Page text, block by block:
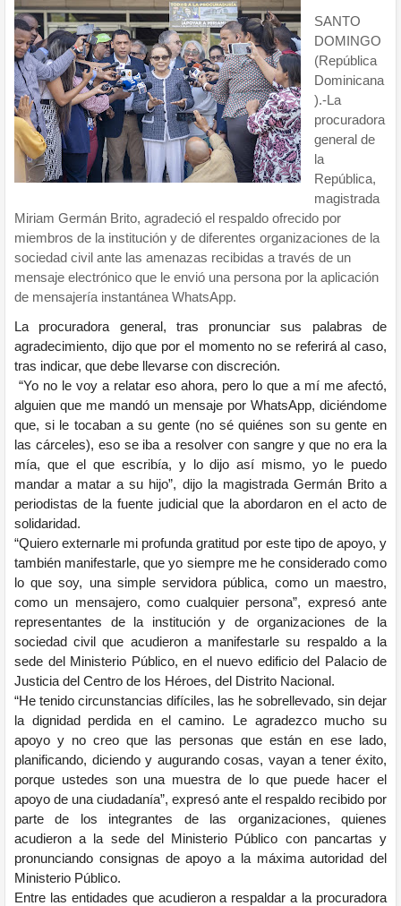
SANTO
DOMINGO
(República
Dominicana
).-La
procuradora
general de
la
República,
magistrada
Miriam Germán Brito, agradeció el respaldo ofrecido por
miembros de la institución y de diferentes organizaciones de la
sociedad civil ante las amenazas recibidas a través de un
mensaje electrónico que le envió una persona por la aplicación
de mensajería instantánea WhatsApp.
La procuradora general, tras pronunciar sus palabras de
agradecimiento, dijo que por el momento no se referirá al caso,
tras indicar, que debe llevarse con discreción.
“Yo no le voy a relatar eso ahora, pero lo que a mí me afectó,
alguien que me mandó un mensaje por WhatsApp, diciéndome
que, si le tocaban a su gente (no sé quiénes son su gente en
las cárceles), eso se iba a resolver con sangre y que no era la
mía, que el que escribía, y lo dijo así mismo, yo le puedo
mandar a matar a su hijo”, dijo la magistrada Germán Brito a
periodistas de la fuente judicial que la abordaron en el acto de
solidaridad.
“Quiero externarle mi profunda gratitud por este tipo de apoyo, y
también manifestarle, que yo siempre me he considerado como
lo que soy, una simple servidora pública, como un maestro,
como un mensajero, como cualquier persona”, expresó ante
representantes de la institución y de organizaciones de la
sociedad civil que acudieron a manifestarle su respaldo a la
sede del Ministerio Público, en el nuevo edificio del Palacio de
Justicia del Centro de los Héroes, del Distrito Nacional.
“He tenido circunstancias difíciles, las he sobrellevado, sin dejar
la dignidad perdida en el camino. Le agradezco mucho su
apoyo y no creo que las personas que están en ese lado,
planificando, diciendo y augurando cosas, vayan a tener éxito,
porque ustedes son una muestra de lo que puede hacer el
apoyo de una ciudadanía”, expresó ante el respaldo recibido por
parte de los integrantes de las organizaciones, quienes
acudieron a la sede del Ministerio Público con pancartas y
pronunciando consignas de apoyo a la máxima autoridad del
Ministerio Público.
Entre las entidades que acudieron a respaldar a la procuradora